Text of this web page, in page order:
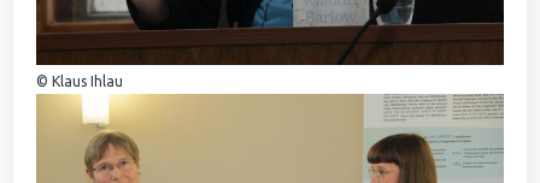
© Klaus Ihlau